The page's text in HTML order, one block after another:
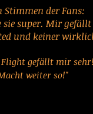
Stimmen der Fans:
sie super. Mir
und keiner
gefällt mir
weiter so!"